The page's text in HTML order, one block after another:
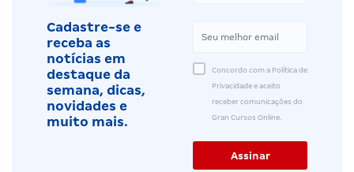
Cadastre-se e
receba as
notícias em
destaque da
semana, dicas,
novidades e
muito mais.
Concordo com a Política de
Privacidade e aceito
receber comunicações do
Gran Cursos Online.